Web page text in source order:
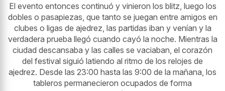
El evento entonces continuó y vinieron los blitz, luego los
dobles o pasapiezas, que tanto se juegan entre amigos en
clubes o ligas de ajedrez, las partidas iban y venían y la
verdadera prueba llegó cuando cayó la noche. Mientras la
ciudad descansaba y las calles se vaciaban, el corazón
del festival siguió latiendo al ritmo de los relojes de
ajedrez. Desde las 23:00 hasta las 9:00 de la mañana, los
tableros permanecieron ocupados de forma